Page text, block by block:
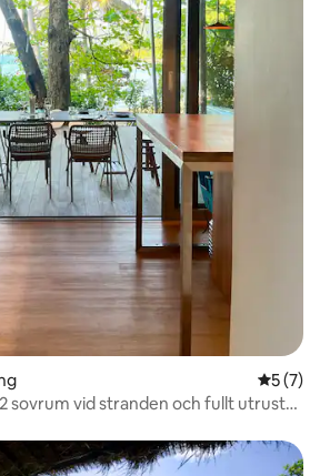
5 av 5 i
5 (7)
sovrum vid stranden och fullt utrustat